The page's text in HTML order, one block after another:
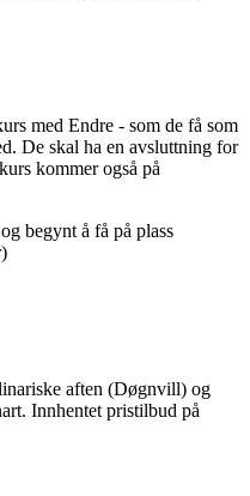
med Endre - som de få som
De skal ha en avsluttning for
kommer også på
begynt å få på plass
aften (Døgnvill) og
Innhentet pristilbud på